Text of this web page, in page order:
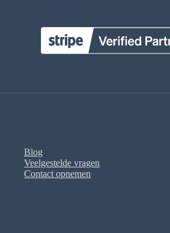
Blog
Veelgestelde vragen
Contact opnemen